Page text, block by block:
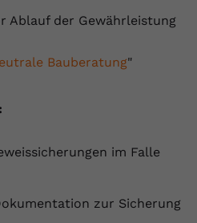
Ablauf der Gewährleistung
Bauberatung"
im Falle
zur Sicherung